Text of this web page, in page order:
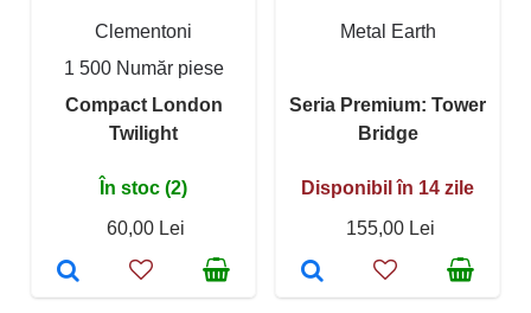
Clementoni
1 500 Număr piese
Compact London
Twilight
În stoc (2)
60,00 Lei
Metal Earth
Seria Premium: Tower
Bridge
Disponibil în 14 zile
155,00 Lei